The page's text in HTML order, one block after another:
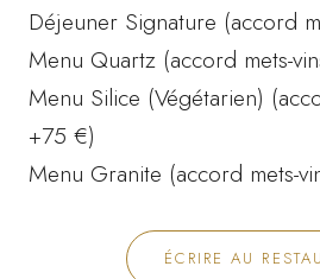
Déjeuner Signature (accord
Menu Quartz (accord mets-
Menu Silice (Végétarien)
+75 €)
Menu Granite (accord mets-
ÉCRIRE AU